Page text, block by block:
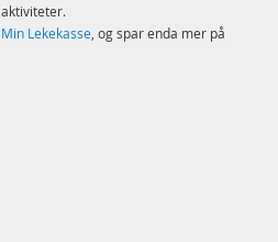
Lekekasse, og spar enda mer på